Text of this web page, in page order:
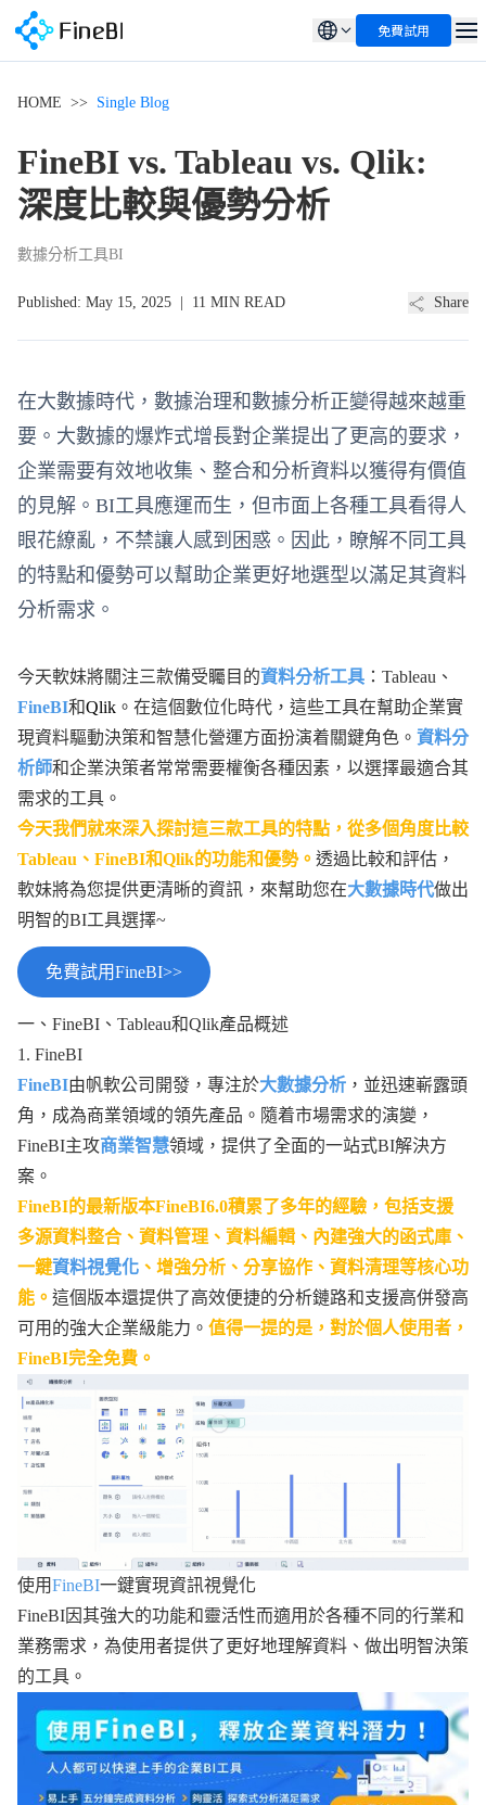
免費試用
HOME >> Single Blog
FineBI vs. Tableau vs. Qlik:
深度比較與優勢分析
數據分析工具BI
Published: May 15, 2025 11 MIN READ Share
在大數據時代，數據治理和數據分析正變得越來越重
要。大數據的爆炸式增長對企業提出了更高的要求，
企業需要有效地收集、整合和分析資料以獲得有價值
的見解。BI工具應運而生，但市面上各種工具看得人
眼花繚亂，不禁讓人感到困惑。因此，瞭解不同工具
的特點和優勢可以幫助企業更好地選型以滿足其資料
分析需求。
今天軟妹將關注三款備受矚目的資料分析工具 ：Tableau、
FineBI和Qlik 。在這個數位化時代，這些工具在幫助企業實
現資料驅動決策和智慧化營運方面扮演着關鍵角色。 資料分
析師和企業決策者常常需要權衡各種因素，以選擇最適合其
需求的工具。
今天我們就來深入探討這三款工具的特點，從多個角度比較
Tableau、FineBI和Qlik的功能和優勢。 透過比較和評估，
軟妹將為您提供更清晰的資訊，來幫助您在大數據時代做出
明智的BI工具選擇~
免費試用FineBI>>
一、FineBI、Tableau和Qlik產品概述
1. FineBI
FineBI由帆軟公司開發，專注於大數據分析 ，並迅速嶄露頭
角，成為商業領域的領先產品。隨着市場需求的演變，
FineBI主攻商業智慧領域，提供了全面的一站式BI解決方
案。
FineBI的最新版本FineBI6.0積累了多年的經驗，包括支援
多源資料整合、資料管理、資料編輯、內建強大的函式庫、
一鍵資料視覺化 、增強分析、分享協作、資料清理等核心功
能。 這個版本還提供了高效便捷的分析鏈路和支援高併發高
可用的強大企業級能力。 值得一提的是，對於個人使用者，
FineBI完全免費。
使用FineBI一鍵實現資訊視覺化
FineBI因其強大的功能和靈活性而適用於各種不同的行業和
業務需求，為使用者提供了更好地理解資料、做出明智決策
的工具。